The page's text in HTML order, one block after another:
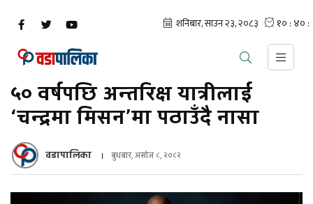
५० वर्षपछि अन्तरिक्ष यात्रीलाई
‘चन्द्रमा मिसन’मा पठाउँदै नासा
वडापालिका बुधबार, असोज ८, २०८२